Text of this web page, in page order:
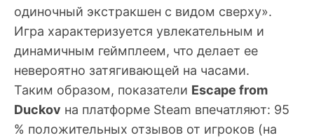
одиночный экстракшен с видом сверху».
Игра характеризуется увлекательным и
динамичным геймплеем, что делает ее
невероятно затягивающей на часами.
Таким образом, показатели Escape from
Duckov на платформе Steam впечатляют: 95
% положительных отзывов от игроков (на